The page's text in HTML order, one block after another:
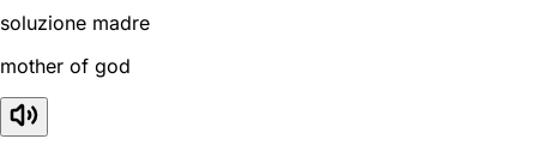
soluzione madre
mother of god